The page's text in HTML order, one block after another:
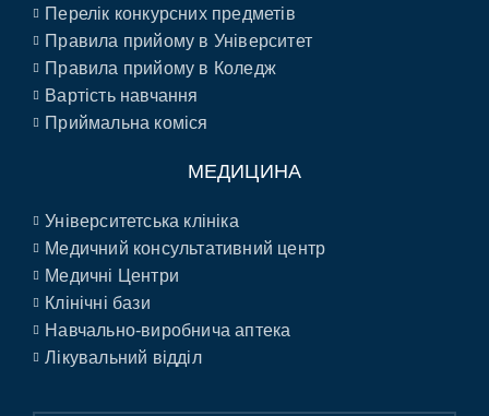
Перелік конкурсних предметів
Правила прийому в Університет
Правила прийому в Коледж
Вартість навчання
Приймальна коміся
МЕДИЦИНА
Університетська клініка
Медичний консультативний центр
Медичні Центри
Клінічні бази
Навчально-виробнича аптека
Лікувальний відділ